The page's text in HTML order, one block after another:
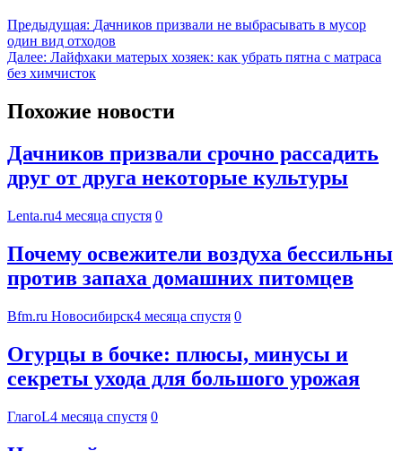
Предыдущая: Дачников призвали не выбрасывать в мусор
один вид отходов
Далее: Лайфхаки матерых хозяек: как убрать пятна с матраса
без химчисток
Похожие новости
Дачников призвали срочно рассадить
друг от друга некоторые культуры
Lenta.ru4 месяца спустя 0
Почему освежители воздуха бессильны
против запаха домашних питомцев
Bfm.ru Новосибирск4 месяца спустя 0
Огурцы в бочке: плюсы, минусы и
секреты ухода для большого урожая
ГлагоL4 месяца спустя 0